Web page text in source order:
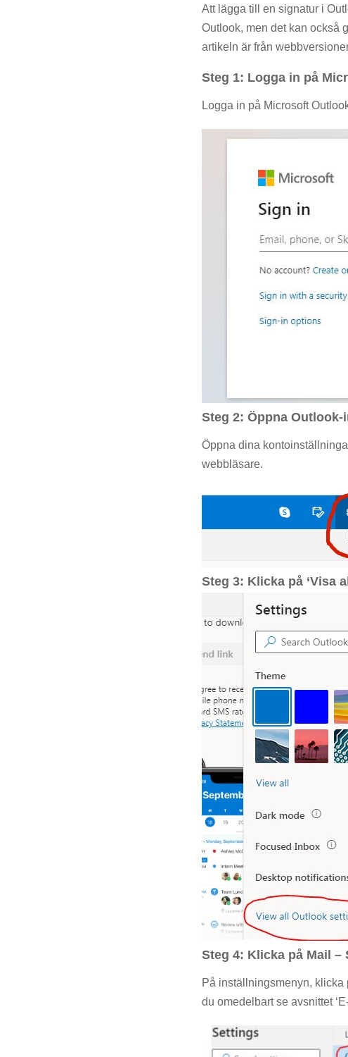
Att lägga till en signatur i
Outlook, men det kan också
artikeln är från
Steg 1: Logga in på
Logga in på Microsoft
Steg 2: Öppna
Öppna dina
webbläsare.
Steg 3: Klicka på ‘Visa
Steg 4: Klicka på Mail –
På inställningsmenyn, klicka
du omedelbart se avsnittet